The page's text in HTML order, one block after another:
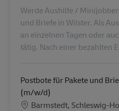
Werde Aushilfe /
und Briefe in Wilster. Als
an einzelnen Tagen oder
tätig. Nach einer bezahlten
Postbote für Pakete und
(m/w/d)
Locatie
Barmstedt, Schleswig-